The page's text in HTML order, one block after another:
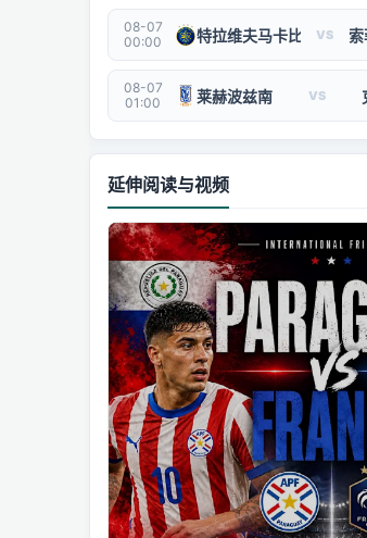
08-07
00:00
特拉维夫马卡比 VS
08-07
01:00
莱赫波兹南 VS
延伸阅读与视频